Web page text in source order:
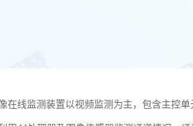
在线监测装置以视频监测为主，包含主控